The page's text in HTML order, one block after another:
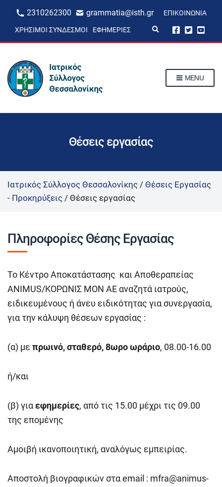
2310262300 grammatia@isth.gr ΕΠΙΚΟΙΝΩΝΊΑ
ΧΡΉΣΙΜΟΙ ΣΎΝΔΕΣΜΟΙ ΕΦΗΜΕΡΊΕΣ
p
MENU
Θέσεις εργασίας
Ιατρικός Σύλλογος Θεσσαλονίκης / Θέσεις Εργασίας
- Προκηρύξεις / Θέσεις εργασίας
Πληροφορίες Θέσης Εργασίας
Το Κέντρο Αποκατάστασης και Αποθεραπείας
ANIMUS/ΚΟΡΩΝΙΣ ΜΟΝ ΑΕ αναζητά ιατρούς,
ειδικευμένους ή άνευ ειδικότητας για συνεργασία,
για την κάλυψη θέσεων εργασίας :
(α) με πρωινό, σταθερό, 8ωρο ωράριο, 08.00-16.00
ή/και
(β) γιαεφημερίες, από τις 15.00 μέχρι τις 09.00
της επομένης
Αμοιβή ικανοποιητική, αναλόγως εμπειρίας.
Αποστολή βιογραφικών στα email : mfra@animus-